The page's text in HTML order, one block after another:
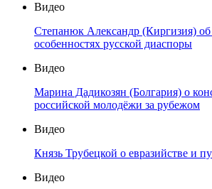
Видео
Степанюк Александр (Киргизия)
особенностях русской диаспоры
Видео
Марина Дадикозян (Болгария) о
российской молодёжи за рубежом
Видео
Князь Трубецкой о евразийстве и
Видео